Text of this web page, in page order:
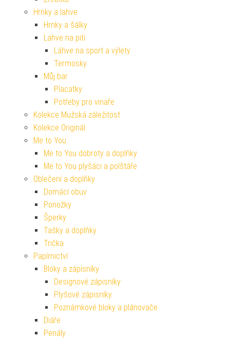
Hrnky a lahve
Hrnky a šálky
Lahve na pití
Láhve na sport a výlety
Termosky
Můj bar
Placatky
Potřeby pro vinaře
Kolekce Mužská záležitost
Kolekce Originál
Me to You
Me to You dobroty a doplňky
Me to You plyšáci a polštáře
Oblečení a doplňky
Domácí obuv
Ponožky
Šperky
Tašky a doplňky
Trička
Papírnictví
Bloky a zápisníky
Designové zápisníky
Plyšové zápisníky
Poznámkové bloky a plánovače
Diáře
Penály